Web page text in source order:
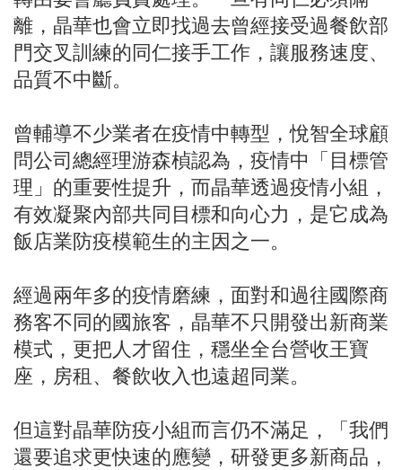
離，晶華也會立即找過去曾經接受過餐飲部
門交叉訓練的同仁接手工作，讓服務速度、
品質不中斷。
曾輔導不少業者在疫情中轉型，悅智全球顧
問公司總經理游森楨認為，疫情中「目標管
理」的重要性提升，而晶華透過疫情小組，
有效凝聚內部共同目標和向心力，是它成為
飯店業防疫模範生的主因之一。
經過兩年多的疫情磨練，面對和過往國際商
務客不同的國旅客，晶華不只開發出新商業
模式，更把人才留住，穩坐全台營收王寶
座，房租、餐飲收入也遠超同業。
但這對晶華防疫小組而言仍不滿足，「我們
還要追求更快速的應變，研發更多新商品，